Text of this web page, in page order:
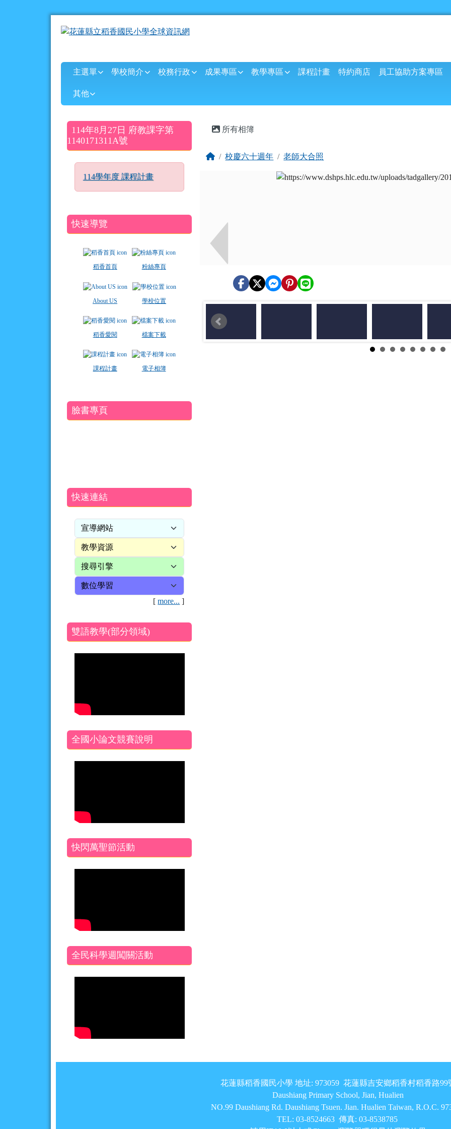
花蓮縣立稻香國民小學全球資訊網
導覽列
主選單 學校簡介 校務行政 成果專區 教學專區 課程計畫 特約商店 員工協助方案專區
其他
左邊區域內容
114年8月27日 府教課字第
1140171311A號
114學年度 課程計畫
快速導覽
稻香首頁 粉絲專頁
About US 學校位置
稻香愛閱 檔案下載
課程計畫 電子相簿
臉書專頁
快速連結
[more... ]
雙語教學(部分領域)
全國小論文競賽說明
快閃萬聖節活動
全民科學週闖關活動
主內容區域
所有相簿
回首頁
校慶六十週年 老師大合照
花蓮縣稻香國民小學 地址: 973059 花蓮縣吉安鄉稻香村稻香路99
Daushiang Primary School, Jian, Hualien
NO.99 Daushiang Rd. Daushiang Tsuen. Jian. Hualien Taiwan, R.O.C.
TEL: 03-8524663 傳真: 03-8538785